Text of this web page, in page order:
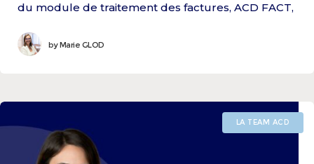
du module de traitement des factures, ACD FACT,
fonctionnalités renforcées pour simplifier la
byMarie GLOD
LA TEAM ACD